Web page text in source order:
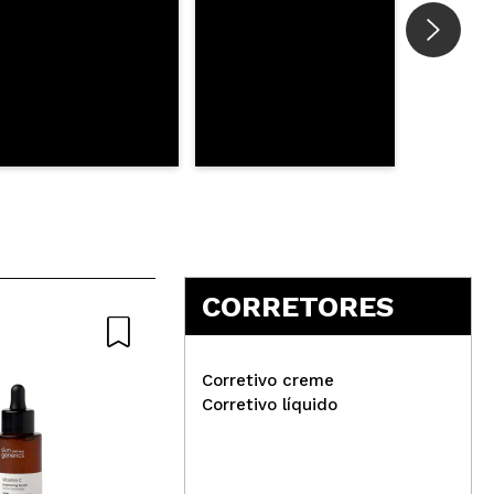
CORRETORES
Corretivo creme
Corretivo líquido